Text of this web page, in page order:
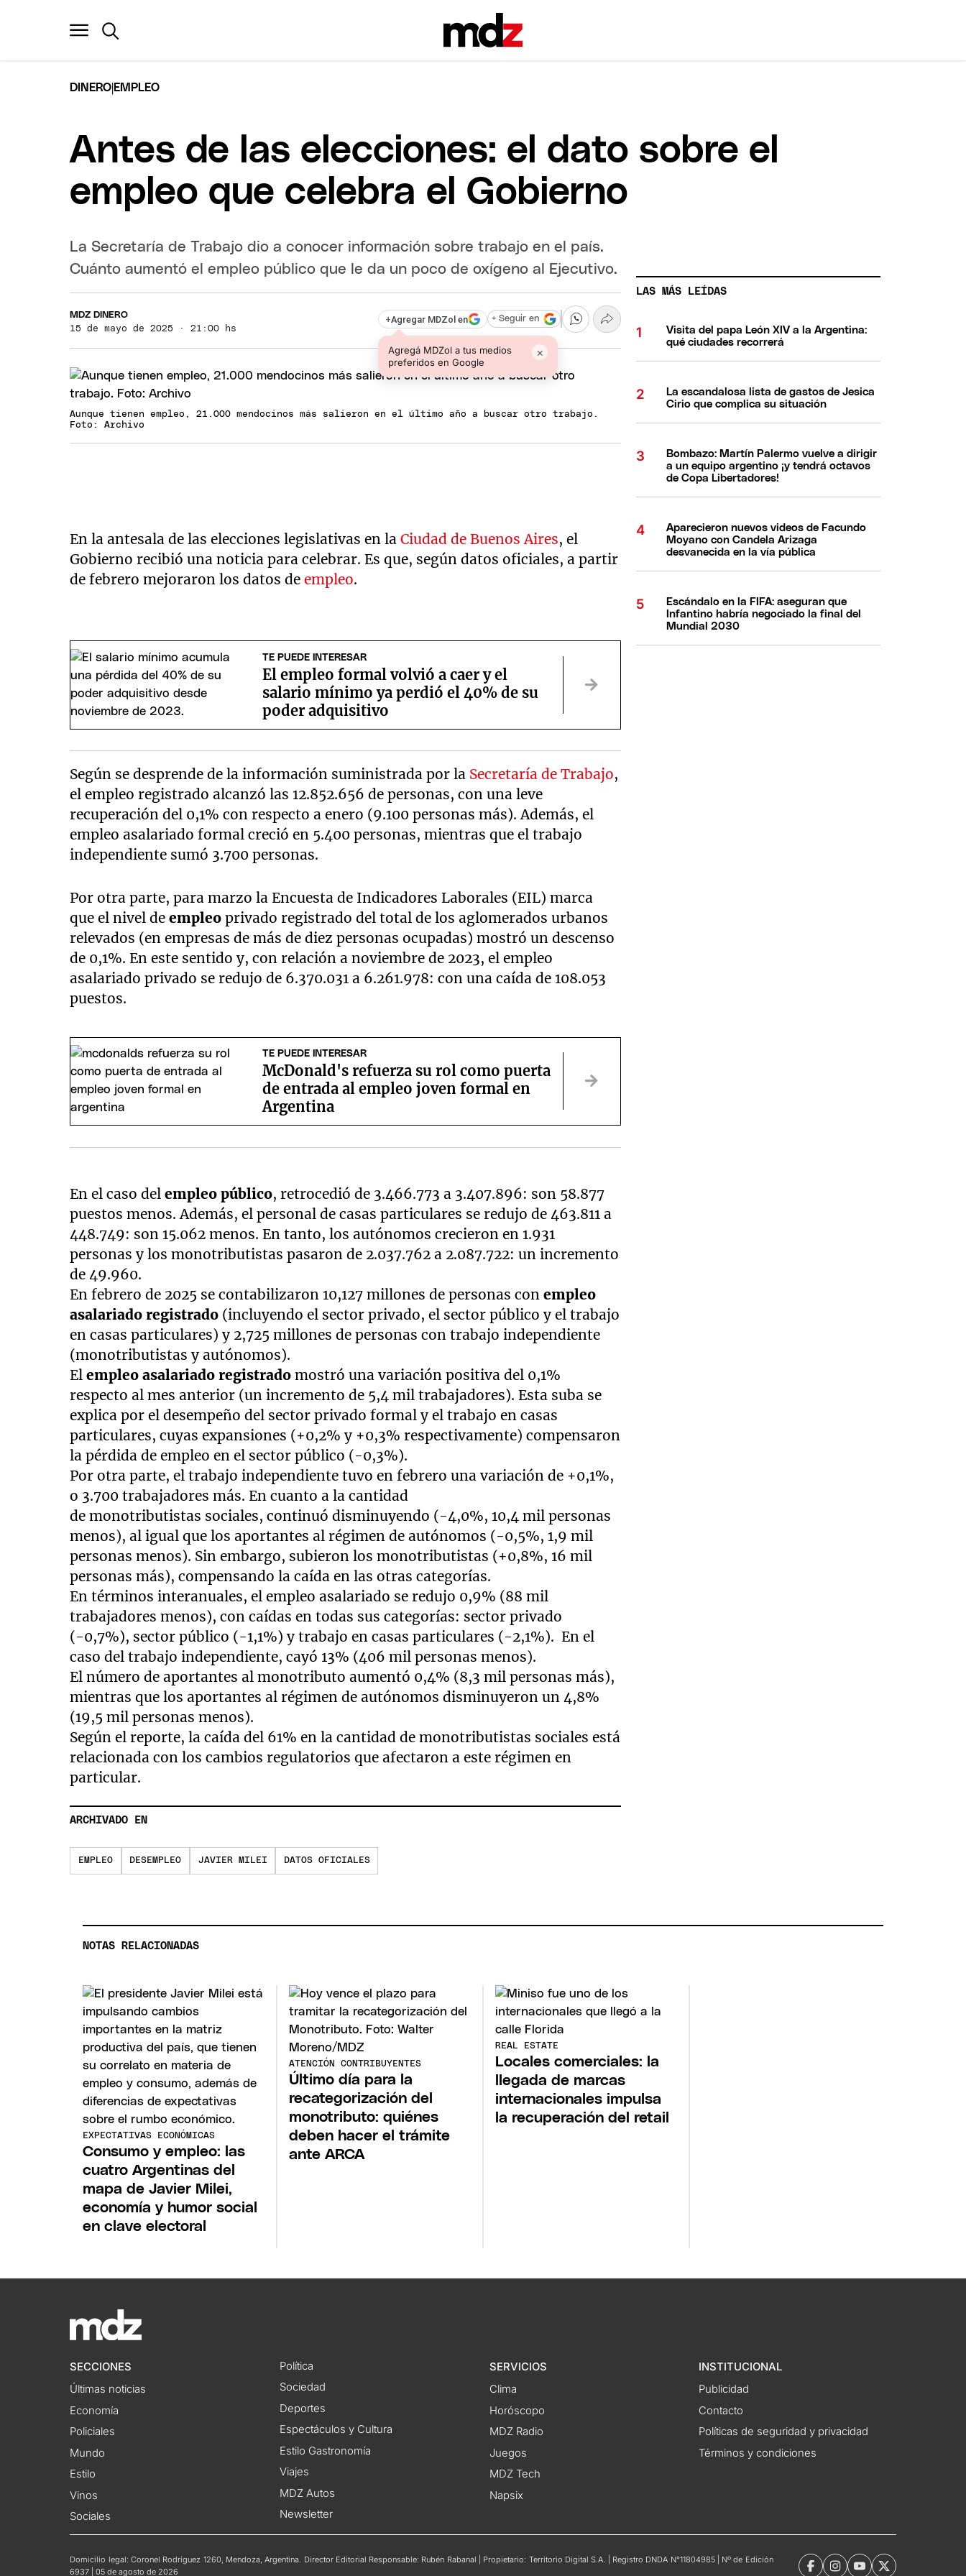
DINERO EMPLEO
Antes de las elecciones: el dato sobre el
empleo que celebra el Gobierno
La Secretaría de Trabajo dio a conocer información sobre trabajo en el país.
Cuánto aumentó el empleo público que le da un poco de oxígeno al Ejecutivo.
MDZ DINERO
15 de mayo de 2025 · 21:00 hs
+Agregar MDZol en
Agregá MDZol a tus medios
preferidos en Google
×
+ Seguir en
Aunque tienen empleo, 21.000 mendocinos más salieron en el último año a buscar otro trabajo.
Foto: Archivo
En la antesala de las elecciones legislativas en laCiudad de Buenos Aires, el
Gobierno recibió una noticia para celebrar. Es que, según datos oficiales, a partir
de febrero mejoraron los datos deempleo.
TE PUEDE INTERESAR
El empleo formal volvió a caer y el
salario mínimo ya perdió el 40% de su
poder adquisitivo
Según se desprende de la información suministrada por la Secretaría de Trabajo,
el empleo registrado alcanzó las 12.852.656 de personas, con una leve
recuperación del 0,1% con respecto a enero (9.100 personas más). Además, el
empleo asalariado formal creció en 5.400 personas, mientras que el trabajo
independiente sumó 3.700 personas.
Por otra parte, para marzo la Encuesta de Indicadores Laborales (EIL) marca
que el nivel de empleo privado registrado del total de los aglomerados urbanos
relevados (en empresas de más de diez personas ocupadas) mostró un descenso
de 0,1%. En este sentido y, con relación a noviembre de 2023, el empleo
asalariado privado se redujo de 6.370.031 a 6.261.978: con una caída de 108.053
puestos.
TE PUEDE INTERESAR
McDonald's refuerza su rol como puerta
de entrada al empleo joven formal en
Argentina
En el caso delempleo público, retrocedió de 3.466.773 a 3.407.896: son 58.877
puestos menos. Además, el personal de casas particulares se redujo de 463.811 a
448.749: son 15.062 menos. En tanto, los autónomos crecieron en 1.931
personas y los monotributistas pasaron de 2.037.762 a 2.087.722: un incremento
de 49.960.
En febrero de 2025 se contabilizaron 10,127 millones de personas conempleo
asalariado registrado (incluyendo el sector privado, el sector público y el trabajo
en casas particulares) y 2,725 millones de personas con trabajo independiente
(monotributistas y autónomos).
Elempleo asalariado registrado mostró una variación positiva del 0,1%
respecto al mes anterior (un incremento de 5,4 mil trabajadores). Esta suba se
explica por el desempeño del sector privado formal y el trabajo en casas
particulares, cuyas expansiones (+0,2% y +0,3% respectivamente) compensaron
la pérdida de empleo en el sector público (-0,3%).
Por otra parte, el trabajo independiente tuvo en febrero una variación de +0,1%,
o 3.700 trabajadores más. En cuanto a la cantidad
de monotributistas sociales, continuó disminuyendo (-4,0%, 10,4 mil personas
menos), al igual que los aportantes al régimen de autónomos (-0,5%, 1,9 mil
personas menos). Sin embargo, subieron los monotributistas (+0,8%, 16 mil
personas más), compensando la caída en las otras categorías.
En términos interanuales, el empleo asalariado se redujo 0,9% (88 mil
trabajadores menos), con caídas en todas sus categorías: sector privado
(-0,7%), sector público (-1,1%) y trabajo en casas particulares (-2,1%). En el
caso del trabajo independiente, cayó 13% (406 mil personas menos).
El número de aportantes al monotributo aumentó 0,4% (8,3 mil personas más),
mientras que los aportantes al régimen de autónomos disminuyeron un 4,8%
(19,5 mil personas menos).
Según el reporte, la caída del 61% en la cantidad de monotributistas sociales está
relacionada con los cambios regulatorios que afectaron a este régimen en
particular.
ARCHIVADO EN
EMPLEO DESEMPLEO JAVIER MILEI DATOS OFICIALES
LAS MÁS LEÍDAS
Visita del papa León XIV a la Argentina:
qué ciudades recorrerá
La escandalosa lista de gastos de Jesica
Cirio que complica su situación
Bombazo: Martín Palermo vuelve a dirigir
a un equipo argentino ¡y tendrá octavos
de Copa Libertadores!
Aparecieron nuevos videos de Facundo
Moyano con Candela Arizaga
desvanecida en la vía pública
Escándalo en la FIFA: aseguran que
Infantino habría negociado la final del
Mundial 2030
NOTAS RELACIONADAS
EXPECTATIVAS ECONÓMICAS
Consumo y empleo: las
cuatro Argentinas del
mapa de Javier Milei,
economía y humor social
en clave electoral
ATENCIÓN CONTRIBUYENTES
Último día para la
recategorización del
monotributo: quiénes
deben hacer el trámite
ante ARCA
REAL ESTATE
Locales comerciales: la
llegada de marcas
internacionales impulsa
la recuperación del retail
SECCIONES
Últimas noticias
Economía
Policiales
Mundo
Estilo
Vinos
Sociales
Política
Sociedad
Deportes
Espectáculos y Cultura
Estilo Gastronomía
Viajes
MDZ Autos
Newsletter
SERVICIOS
Clima
Horóscopo
MDZ Radio
Juegos
MDZ Tech
Napsix
INSTITUCIONAL
Publicidad
Contacto
Políticas de seguridad y privacidad
Términos y condiciones
Domicilio legal: Coronel Rodríguez 1260, Mendoza, Argentina. Director Editorial Responsable: Rubén Rabanal | Propietario: Territorio Digital S.A. | Registro DNDA N°11804985 | Nº de Edición
6937 | 05 de agosto de 2026